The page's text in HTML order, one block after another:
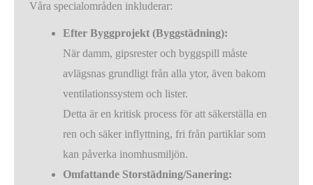
Våra specialområden inkluderar:
Efter Byggprojekt (Byggstädning):
När damm, gipsrester och byggspill måste
avlägsnas grundligt från alla ytor, även bakom
ventilationssystem och lister.
Detta är en kritisk process för att säkerställa en
ren och säker inflyttning, fri från partiklar som
kan påverka inomhusmiljön.
Omfattande Storstädning/Sanering: